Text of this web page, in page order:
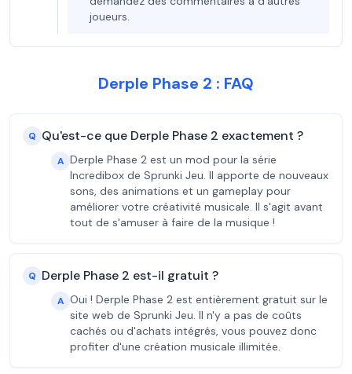
joueurs.
Derple Phase 2 : FAQ
Q Qu'est-ce que Derple Phase 2 exactement ?
A Derple Phase 2 est un mod pour la série
Incredibox de Sprunki Jeu. Il apporte de nouveaux
sons, des animations et un gameplay pour
améliorer votre créativité musicale. Il s'agit avant
tout de s'amuser à faire de la musique !
Q Derple Phase 2 est-il gratuit ?
A Oui ! Derple Phase 2 est entièrement gratuit sur le
site web de Sprunki Jeu. Il n'y a pas de coûts
cachés ou d'achats intégrés, vous pouvez donc
profiter d'une création musicale illimitée.